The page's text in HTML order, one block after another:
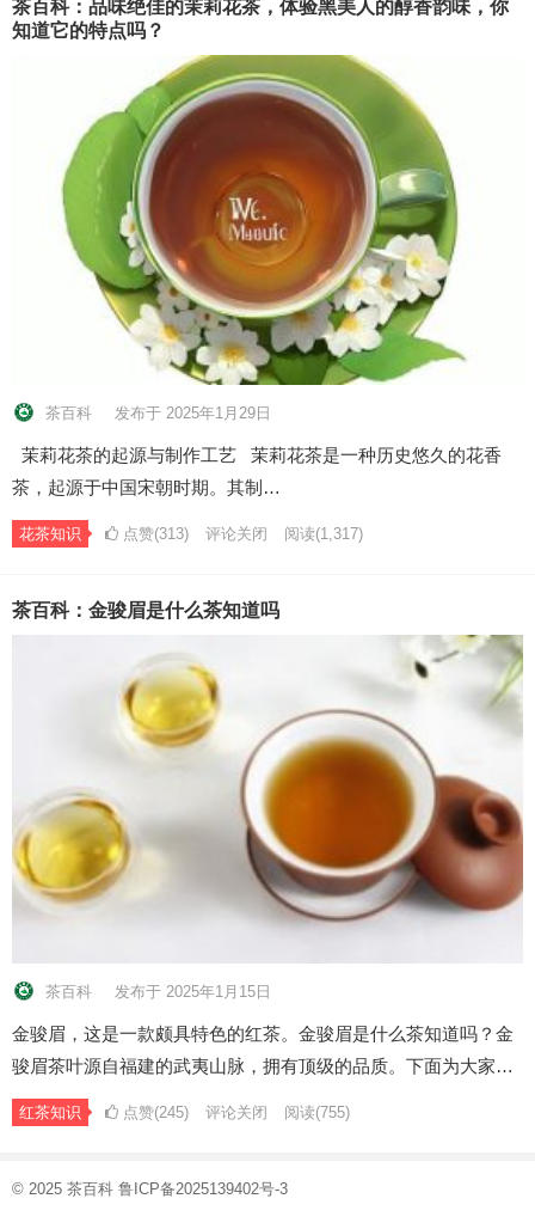
茶百科：品味绝佳的茉莉花茶，体验黑美人的醇香韵味，你
知道它的特点吗？
茶百科 发布于 2025年1月29日
茉莉花茶的起源与制作工艺 茉莉花茶是一种历史悠久的花香
茶，起源于中国宋朝时期。其制…
花茶知识 点赞(313) 评论关闭 阅读(1,317)
茶百科：金骏眉是什么茶知道吗
茶百科 发布于 2025年1月15日
金骏眉，这是一款颇具特色的红茶。金骏眉是什么茶知道吗？金
骏眉茶叶源自福建的武夷山脉，拥有顶级的品质。下面为大家…
红茶知识 点赞(245) 评论关闭 阅读(755)
© 2025 茶百科 鲁ICP备2025139402号-3